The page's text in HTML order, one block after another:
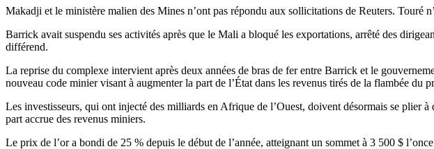
Makadji et le ministère malien des Mines n’ont pas répondu aux sollicitations de Reuters. Touré
Barrick avait suspendu ses activités après que le Mali a bloqué les exportations, arrêté des
différend.
La reprise du complexe intervient après deux années de bras de fer entre Barrick et le
nouveau code minier visant à augmenter la part de l’État dans les revenus tirés de la flambée du
Les investisseurs, qui ont injecté des milliards en Afrique de l’Ouest, doivent désormais se
part accrue des revenus miniers.
Le prix de l’or a bondi de 25 % depuis le début de l’année, atteignant un sommet à 3 500 $